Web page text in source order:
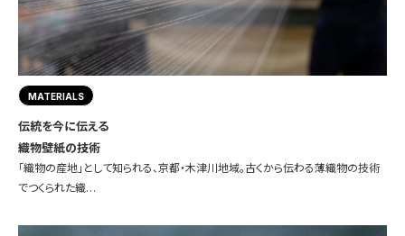
MATERIALS
伝統を今に伝える
織物壁紙の技術
「織物の産地」として知られる、京都・木津川地域。古くから伝わる薄織物の技術
でつくられた織…